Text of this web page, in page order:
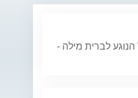
לברית מילה -